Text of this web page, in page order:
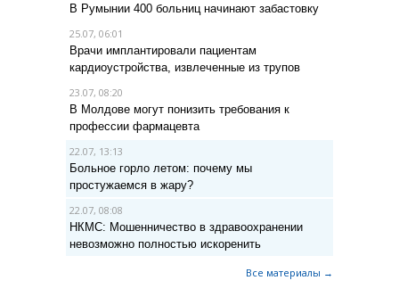
В Румынии 400 больниц начинают забастовку
25.07, 06:01
Врачи имплантировали пациентам
кардиоустройства, извлеченные из трупов
23.07, 08:20
В Молдове могут понизить требования к
профессии фармацевта
22.07, 13:13
Больное горло летом: почему мы
простужаемся в жару?
22.07, 08:08
НКМС: Мошенничество в здравоохранении
невозможно полностью искоренить
Все материалы →